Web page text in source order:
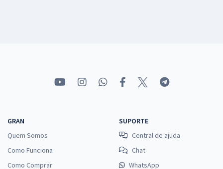
GRAN
Quem Somos
Como Funciona
Como Comprar
SUPORTE
Central de ajuda
Chat
WhatsApp